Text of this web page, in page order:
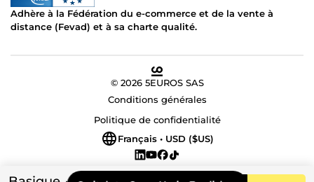
Adhère à la Fédération du e-commerce et de la vente à
distance (Fevad) et à sa charte qualité.
© 2026 5EUROS SAS
Conditions générales
Politique de confidentialité
Français • USD ($US)